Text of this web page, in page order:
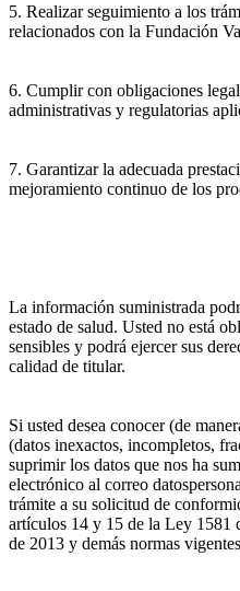
5. Realizar seguimiento a los
relacionados con la Fundación
6. Cumplir con obligaciones
administrativas y regulatorias
7. Garantizar la adecuada
mejoramiento continuo de los
La información suministrada
estado de salud. Usted no está
sensibles y podrá ejercer sus
calidad de titular.
Si usted desea conocer (de
(datos inexactos, incompletos,
suprimir los datos que nos ha
electrónico al correo
trámite a su solicitud de
artículos 14 y 15 de la Ley 1581
de 2013 y demás normas